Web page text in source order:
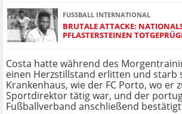
FUSSBALL INTERNATIONAL
BRUTALE ATTACKE:
PFLASTERSTEINEN
Costa hatte während des
einen Herzstillstand erlitten und starb
Krankenhaus, wie der FC Porto, wo er
Sportdirektor tätig war, und der
Fußballverband anschließend